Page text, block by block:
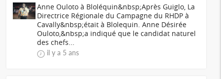
Anne Ouloto à Bloléquin&nbsp;Après Guiglo, La
Directrice Régionale du Campagne du RHDP à
Cavally&nbsp;était à Blolequin. Anne Désirée
Ouloto,&nbsp;a indiqué que le candidat naturel
des chefs...
il y a 5 ans